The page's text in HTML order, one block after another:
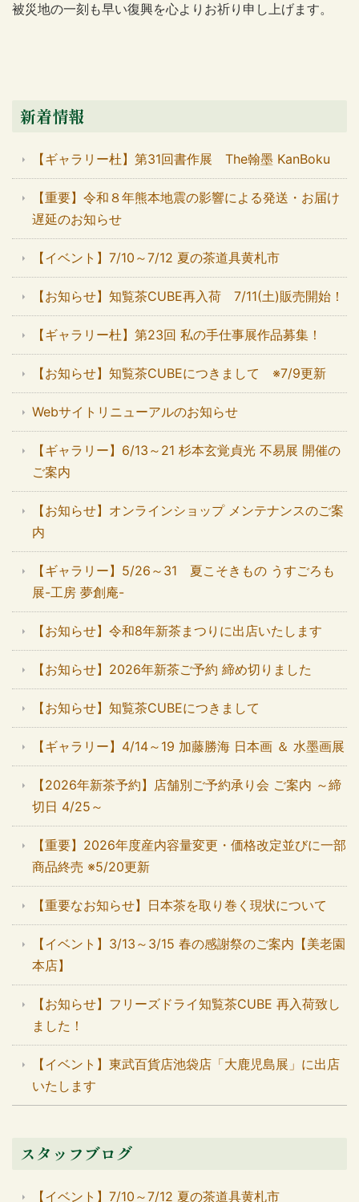
被災地の一刻も早い復興を心よりお祈り申し上げます。
新着情報
【ギャラリー杜】第31回書作展 The翰墨 KanBoku
【重要】令和８年熊本地震の影響による発送・お届け
遅延のお知らせ
【イベント】7/10～7/12 夏の茶道具黄札市
【お知らせ】知覧茶CUBE再入荷 7/11(土)販売開始！
【ギャラリー杜】第23回 私の手仕事展作品募集！
【お知らせ】知覧茶CUBEにつきまして ※7/9更新
Webサイトリニューアルのお知らせ
【ギャラリー】6/13～21 杉本玄覚貞光 不易展 開催の
ご案内
【お知らせ】オンラインショップ メンテナンスのご案
内
【ギャラリー】5/26～31 夏こそきもの うすごろも
展-工房 夢創庵-
【お知らせ】令和8年新茶まつりに出店いたします
【お知らせ】2026年新茶ご予約 締め切りました
【お知らせ】知覧茶CUBEにつきまして
【ギャラリー】4/14～19 加藤勝海 日本画 ＆ 水墨画展
【2026年新茶予約】店舗別ご予約承り会 ご案内 ～締
切日 4/25～
【重要】2026年度産内容量変更・価格改定並びに一部
商品終売 ※5/20更新
【重要なお知らせ】日本茶を取り巻く現状について
【イベント】3/13～3/15 春の感謝祭のご案内【美老園
本店】
【お知らせ】フリーズドライ知覧茶CUBE 再入荷致し
ました！
【イベント】東武百貨店池袋店「大鹿児島展」に出店
いたします
スタッフブログ
【イベント】7/10～7/12 夏の茶道具黄札市